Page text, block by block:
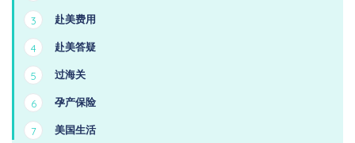
3 赴美费用
4 赴美答疑
5 过海关
6 孕产保险
7 美国生活